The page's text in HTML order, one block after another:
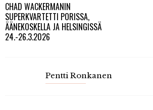
CHAD WACKERMANIN
SUPERKVARTETTI PORISSA,
ÄÄNEKOSKELLA JA HELSINGISSÄ
24.-26.3.2026
Pentti Ronkanen